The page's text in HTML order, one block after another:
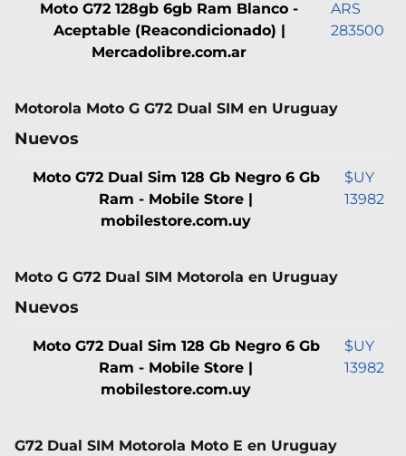
Moto G72 128gb 6gb Ram Blanco -
Aceptable (Reacondicionado) |
Mercadolibre.com.ar
ARS
283500
Motorola Moto G G72 Dual SIM en Uruguay
Nuevos
Moto G72 Dual Sim 128 Gb Negro 6 Gb
Ram - Mobile Store |
mobilestore.com.uy
$UY
13982
Moto G G72 Dual SIM Motorola en Uruguay
Nuevos
Moto G72 Dual Sim 128 Gb Negro 6 Gb
Ram - Mobile Store |
mobilestore.com.uy
$UY
13982
G72 Dual SIM Motorola Moto E en Uruguay